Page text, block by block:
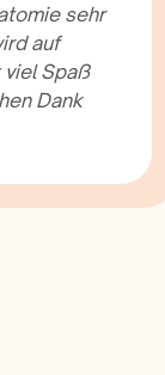
sehr
auf
Spaß
Dank